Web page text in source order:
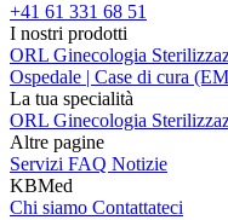
+41 61 331 68 51
I nostri prodotti
ORL Ginecologia
Ospedale | Case di cura
La tua specialità
ORL Ginecologia
Altre pagine
Servizi FAQ Notizie
KBMed
Chi siamo Contattateci